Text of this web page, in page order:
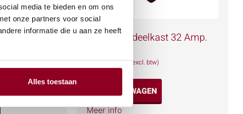
media te bieden en om ons
onze partners voor social
informatie die u aan ze heeft
Alles toestaan
LED
Stroomverdeelkast 32 Amp.
€18,97(excl. btw)
IN WINKELWAGEN
Meer info